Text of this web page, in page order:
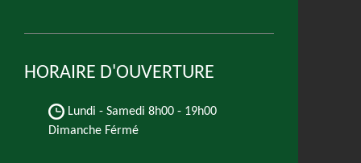
HORAIRE D'OUVERTURE
Lundi - Samedi 8h00 - 19h00
Dimanche Férmé